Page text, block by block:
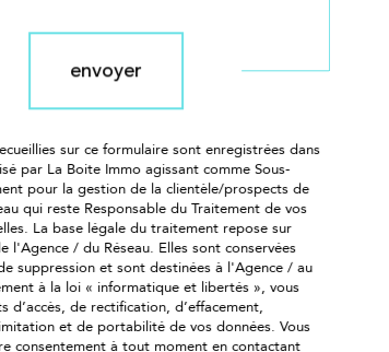
envoyer
sur ce formulaire sont enregistrées dans
par La Boite Immo agissant comme Sous-
pour la gestion de la clientèle/prospects de
qui reste Responsable du Traitement de vos
La base légale du traitement repose sur
l'Agence / du Réseau. Elles sont conservées
suppression et sont destinées à l'Agence / au
à la loi « informatique et libertés », vous
d’accès, de rectification, d’effacement,
et de portabilité de vos données. Vous
consentement à tout moment en contactant